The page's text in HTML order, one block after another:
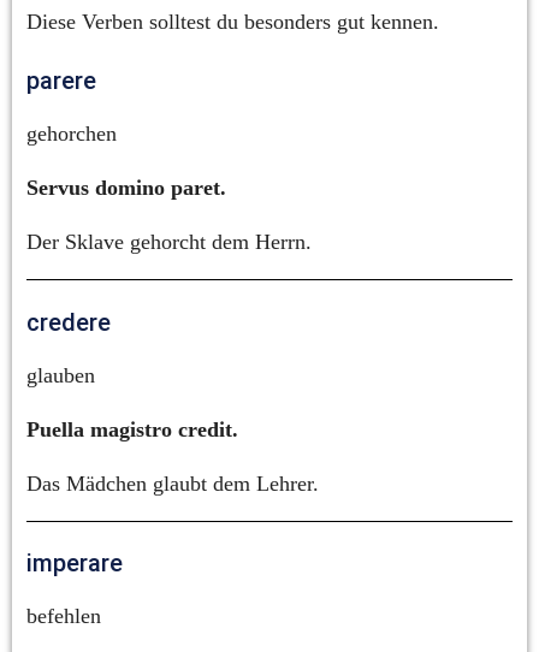
Diese Verben solltest du besonders gut kennen.
parere
gehorchen
Servus domino paret.
Der Sklave gehorcht dem Herrn.
credere
glauben
Puella magistro credit.
Das Mädchen glaubt dem Lehrer.
imperare
befehlen